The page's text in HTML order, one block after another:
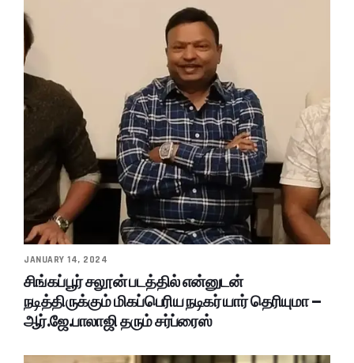
JANUARY 14, 2024
சிங்கப்பூர் சலூன் படத்தில் என்னுடன்
நடித்திருக்கும் மிகப்பெரிய நடிகர் யார் தெரியுமா –
ஆர்.ஜே.பாலாஜி தரும் சர்ப்ரைஸ்